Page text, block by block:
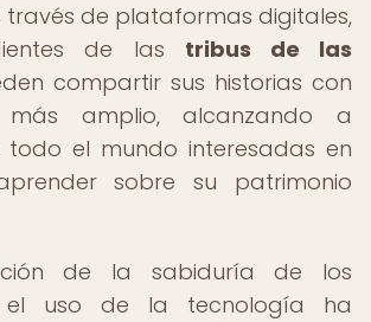
través de plataformas digitales,
de las tribus de las
compartir sus historias con
amplio, alcanzando a
todo el mundo interesadas en
sobre su patrimonio
de la sabiduría de los
el uso de la tecnología ha